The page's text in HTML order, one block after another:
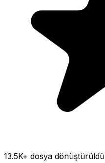
13.5K+ dosya dönüştürüldü